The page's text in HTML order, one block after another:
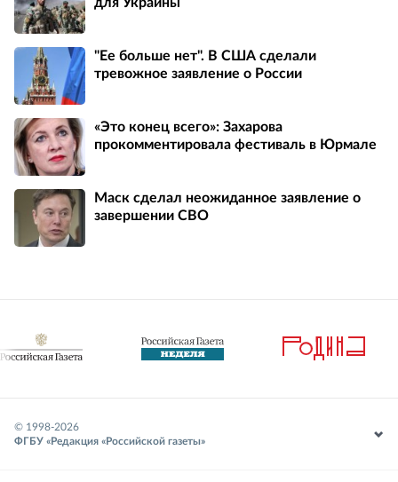
"Ее больше нет". В США сделали
тревожное заявление о России
«Это конец всего»: Захарова
прокомментировала фестиваль в Юрмале
Маск сделал неожиданное заявление о
завершении СВО
© 1998-2026
ФГБУ «Редакция «Российской газеты»